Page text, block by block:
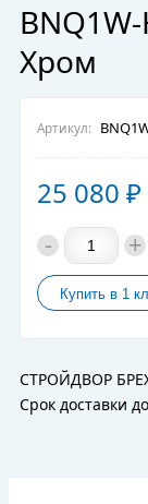
Хром
Артикул:
25 080 ₽
- +
СТРОЙДВОР
Срок доставки